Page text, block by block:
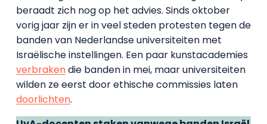
beraadt zich nog op het advies. Sinds oktober
vorig jaar zijn er in veel steden protesten tegen de
banden van Nederlandse universiteiten met
Israëlische instellingen. Een paar kunstacademies
verbrakendie banden in mei, maar universiteiten
wilden ze eerst door ethische commissies laten
doorlichten.